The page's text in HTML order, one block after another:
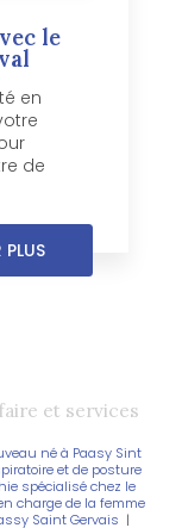
le
en
de
et services
né à Paasy Sint
et de posture
spécialisé chez le
charge de la femme
Saint Gervais |